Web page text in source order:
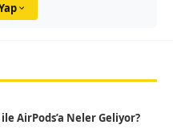
AirPods’a Neler Geliyor?